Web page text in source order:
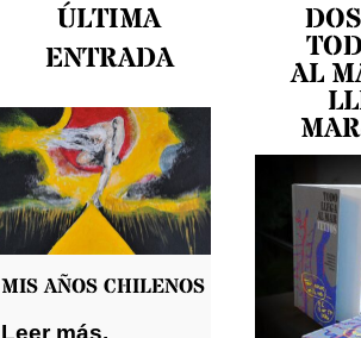
ÚLTIMA
ENTRADA
MIS AÑOS CHILENOS
Leer más.
AL